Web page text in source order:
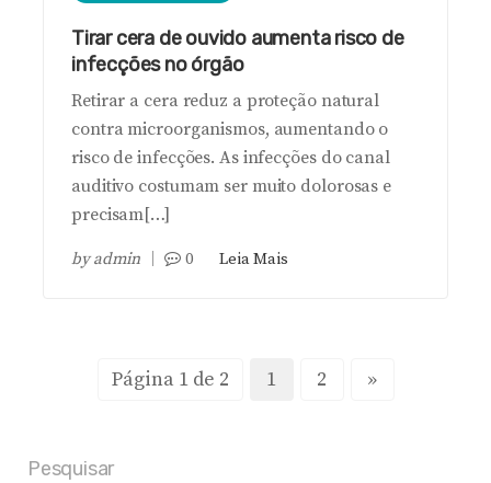
Tirar cera de ouvido aumenta risco de
infecções no órgão
Retirar a cera reduz a proteção natural
contra microorganismos, aumentando o
risco de infecções. As infecções do canal
auditivo costumam ser muito dolorosas e
precisam[…]
byadmin 0 Leia Mais
Página 1 de 2 1 2 »
Pesquisar